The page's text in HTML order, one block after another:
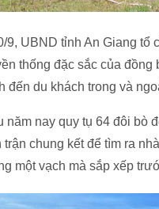
9, UBND tỉnh An Giang
thống đặc sắc của
đến du khách trong và
năm nay quy tụ 64 đôi bò
trận chung kết để tìm ra
một vạch mà sắp xếp